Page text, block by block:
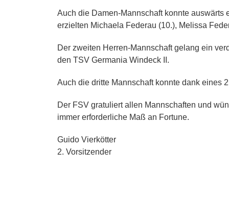
Auch die Damen-Mannschaft konnte
erzielten Michaela Federau (10.), Melissa
Der zweiten Herren-Mannschaft gelang ein
den TSV Germania Windeck II.
Auch die dritte Mannschaft konnte dank eines
Der FSV gratuliert allen Mannschaften und
immer erforderliche Maß an Fortune.
Guido Vierkötter
2. Vorsitzender